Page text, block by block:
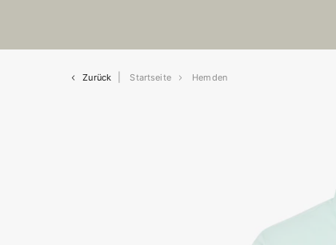
Zurück Startseite Hemden